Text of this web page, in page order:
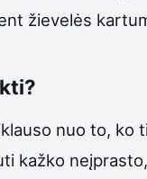
žievelės
nuo to, ko
kažko